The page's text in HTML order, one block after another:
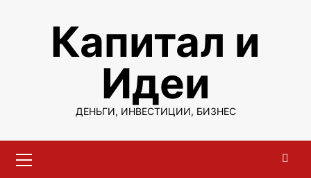
содержимомуКапитал и
Идеи
ДЕНЬГИ, ИНВЕСТИЦИИ, БИЗНЕС
меню